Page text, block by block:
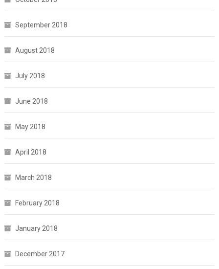
September 2018
August 2018
July 2018
June 2018
May 2018
April 2018
March 2018
February 2018
January 2018
December 2017